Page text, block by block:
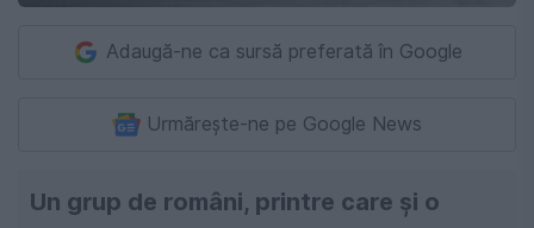
Adaugă-ne ca sursă preferată în Google
Urmărește-ne pe Google News
Un grup de români, printre care şi o